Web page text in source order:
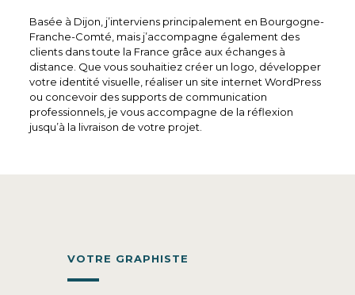
Basée à Dijon, j’interviens principalement en Bourgogne-
Franche-Comté, mais j’accompagne également des
clients dans toute la France grâce aux échanges à
distance. Que vous souhaitiez créer un logo, développer
votre identité visuelle, réaliser un site internet WordPress
ou concevoir des supports de communication
professionnels, je vous accompagne de la réflexion
jusqu’à la livraison de votre projet.
VOTRE GRAPHISTE